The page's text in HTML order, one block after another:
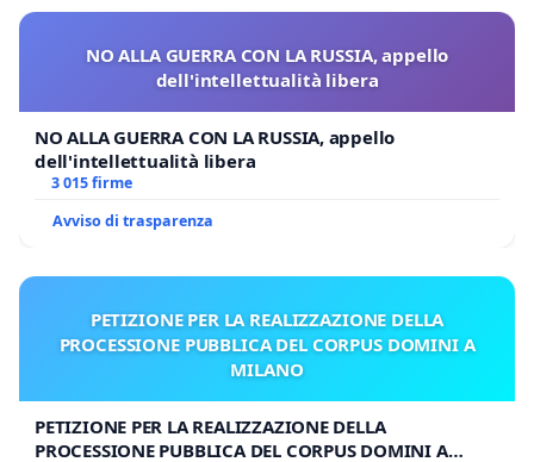
NO ALLA GUERRA CON LA RUSSIA, appello
dell'intellettualità libera
NO ALLA GUERRA CON LA RUSSIA, appello
dell'intellettualità libera
3 015 firme
Avviso di trasparenza
PETIZIONE PER LA REALIZZAZIONE DELLA
PROCESSIONE PUBBLICA DEL CORPUS DOMINI A
MILANO
PETIZIONE PER LA REALIZZAZIONE DELLA
PROCESSIONE PUBBLICA DEL CORPUS DOMINI A